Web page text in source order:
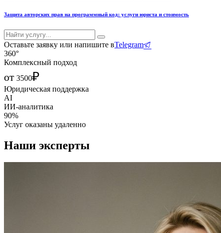
Защита авторских прав на программный код: услуги юриста и стоимость
Оставьте заявку или напишите вTelegram
360°
Комплексный подход
от 3500₽
Юридическая поддержка
AI
ИИ-аналитика
90%
Услуг оказаны удаленно
Наши эксперты